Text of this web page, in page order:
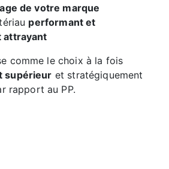
de votre marque
performant et
attrayant
comme le choix à la fois
supérieur et stratégiquement
rapport au PP.